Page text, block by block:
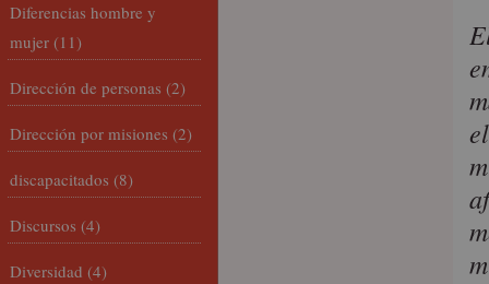
Diferencias hombre y
mujer (11)
Dirección de personas (2)
Dirección por misiones (2)
discapacitados (8)
Discursos (4)
Diversidad (4)